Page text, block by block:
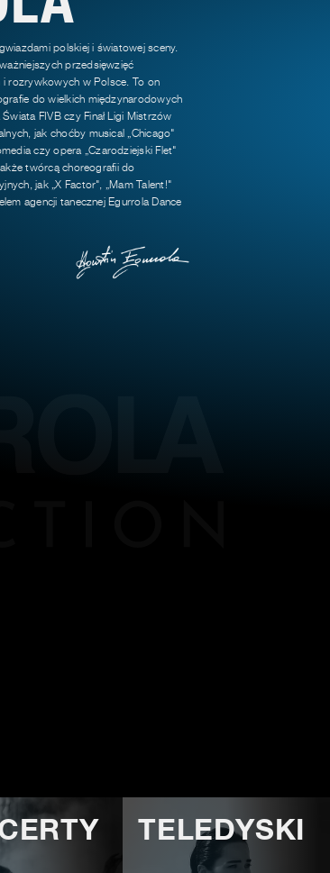
polskiej i światowej sceny.
przedsięwzięć
rozrywkowych w Polsce. To on
do wielkich międzynarodowych
FIVB czy Finał Ligi Mistrzów
jak choćby musical „Chicago"
czy opera „Czarodziejski Flet"
twórcą choreografii do
jak „X Factor", „Mam Talent!"
agencji tanecznej Egurrola Dance
TELEDYSKI